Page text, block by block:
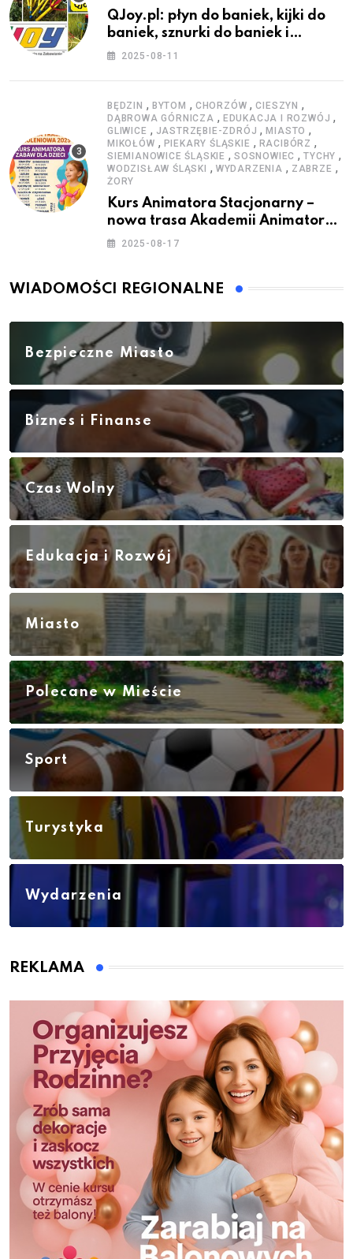
QJoy.pl: płyn do baniek, kijki do
baniek, sznurki do baniek i
zestawy do baniek
2025-08-11
BĘDZIN , BYTOM , CHORZÓW ,CIESZYN ,
DĄBROWA GÓRNICZA , EDUKACJA I ROZWÓJ ,
GLIWICE , JASTRZĘBIE-ZDRÓJ ,MIASTO ,
MIKOŁÓW , PIEKARY ŚLĄSKIE , RACIBÓRZ ,
SIEMIANOWICE ŚLĄSKIE ,SOSNOWIEC ,TYCHY ,
WODZISŁAW ŚLĄSKI , WYDARZENIA , ZABRZE ,
ŻORY
Kurs Animatora Stacjonarny –
nowa trasa Akademii Animatora
– jesień 2025
2025-08-17
WIADOMOŚCI REGIONALNE
Bezpieczne Miasto
Biznes i Finanse
Czas Wolny
Edukacja i Rozwój
Miasto
Polecane w Mieście
Sport
Turystyka
Wydarzenia
REKLAMA